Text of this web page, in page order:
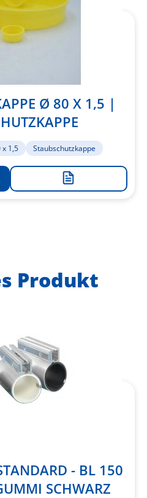
Ø 80 X 1,5 |
x 1,5 Staubschutzkappe
Zur
Produkt
- BL 150
SCHWARZ